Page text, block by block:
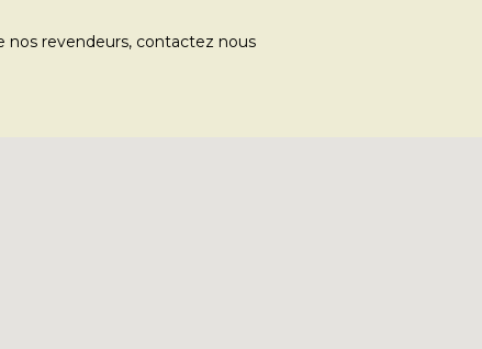
nos revendeurs, contactez nous